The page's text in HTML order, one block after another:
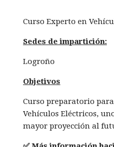
Curso Experto en
Sedes de impartición:
Logroño
Objetivos
Curso preparatorio
Vehículos Eléctricos,
mayor proyección al